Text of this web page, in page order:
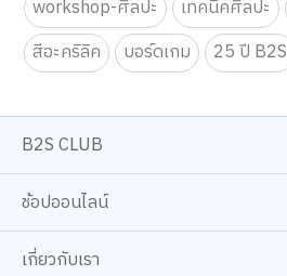
workshop-ศิลปะ
เทคนิคศิลปะ
สีอะคริลิค
บอร์ดเกม 25 ปี B2S
B2S CLUB
ช้อปออนไลน์
เกี่ยวกับเรา